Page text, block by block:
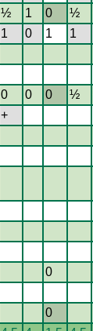
½ 1 0 ½
1 0 1 1
0 0 0 ½
+
0
0